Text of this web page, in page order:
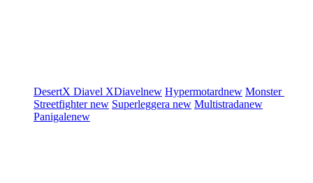
DesertX Diavel XDiavelnew Hypermotardnew Monster
Streetfighternew Superleggera new Multistradanew
Panigalenew